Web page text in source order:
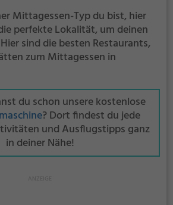
Mittagessen-Typ du bist, hier
perfekte Lokalität, um deinen
sind die besten Restaurants,
zum Mittagessen in
du schon unsere kostenlose
? Dort findest du jede
und Ausflugstipps ganz
in deiner Nähe!